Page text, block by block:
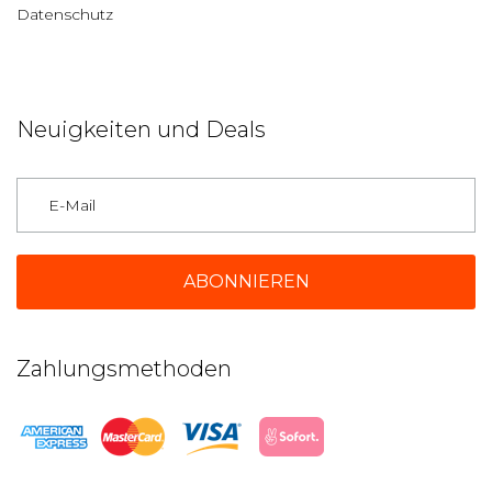
Datenschutz
Neuigkeiten und Deals
Zahlungsmethoden